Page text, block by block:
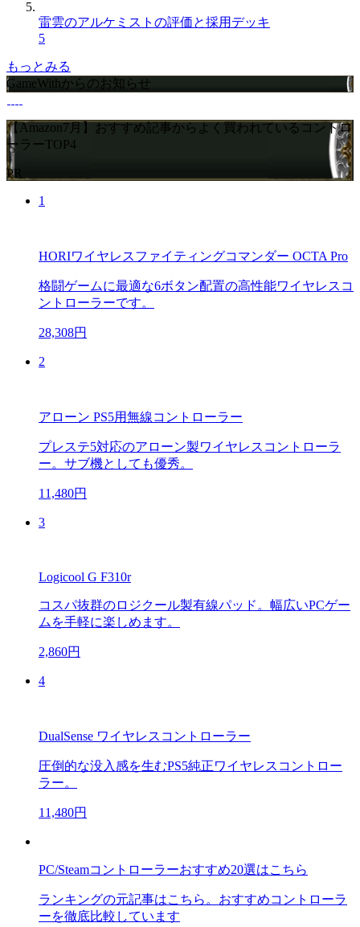
雷雲のアルケミストの評価と採用デッキ
5
もっとみる
GameWithからのお知らせ
【Amazon7月】おすすめ記事からよく買われているコントロ
ーラーTOP4
PR
1
HORIワイヤレスファイティングコマンダー OCTA Pro
格闘ゲームに最適な6ボタン配置の高性能ワイヤレスコ
ントローラーです。
28,308円
2
アローン PS5用無線コントローラー
プレステ5対応のアローン製ワイヤレスコントローラ
ー。サブ機としても優秀。
11,480円
3
Logicool G F310r
コスパ抜群のロジクール製有線パッド。幅広いPCゲー
ムを手軽に楽しめます。
2,860円
4
DualSense ワイヤレスコントローラー
圧倒的な没入感を生むPS5純正ワイヤレスコントロー
ラー。
11,480円
PC/Steamコントローラーおすすめ20選はこちら
ランキングの元記事はこちら。おすすめコントローラ
ーを徹底比較しています